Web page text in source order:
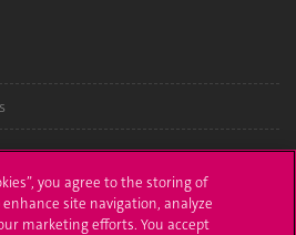
you agree to the storing of
site navigation, analyze
marketing efforts. You accept